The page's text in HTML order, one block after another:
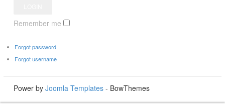
Remember me
Forgot password
Forgot username
Power by Joomla Templates - BowThemes